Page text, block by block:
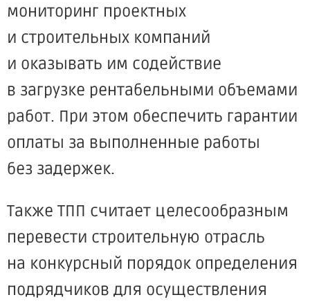
мониторинг проектных
и строительных компаний
и оказывать им содействие
в загрузке рентабельными объемами
работ. При этом обеспечить гарантии
оплаты за выполненные работы
без задержек.
Также ТПП считает целесообразным
перевести строительную отрасль
на конкурсный порядок определения
подрядчиков для осуществления